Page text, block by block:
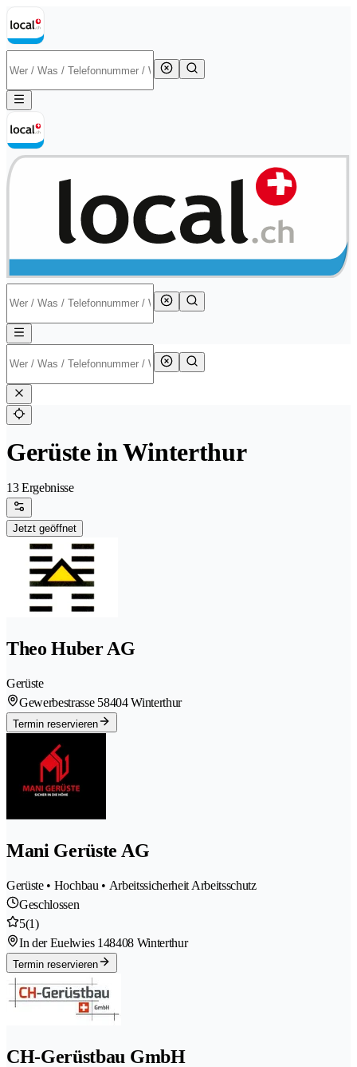
Gerüste in Winterthur
13 Ergebnisse
Jetzt geöffnet
Theo Huber AG
Gerüste
Gewerbestrasse 58404 Winterthur
Termin reservieren
Mani Gerüste AG
Gerüste • Hochbau • Arbeitssicherheit Arbeitsschutz
Geschlossen
5(1)
In der Euelwies 148408 Winterthur
Termin reservieren
CH-Gerüstbau GmbH